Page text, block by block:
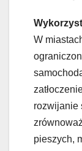
W
rozwijanie
pieszych,